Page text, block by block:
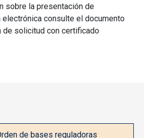
sobre la presentación de
consulte el documento
de solicitud con certificado
de bases reguladoras